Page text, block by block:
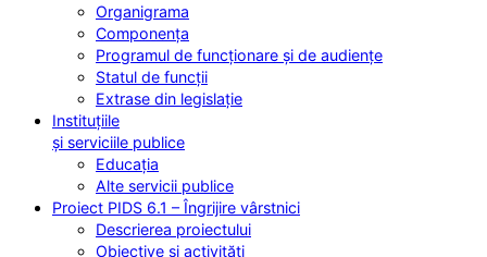
Organigrama
Componența
Programul de funcționare și de audiențe
Statul de funcții
Extrase din legislație
Instituțiile
și serviciile publice
Educația
Alte servicii publice
Proiect PIDS 6.1 – Îngrijire vârstnici
Descrierea proiectului
Obiective și activități